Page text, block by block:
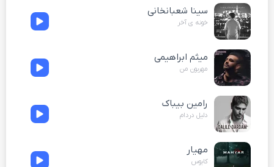
سینا شعبانخانی
خونه ی آخر
میثم ابراهیمی
مهربون من
رامین بیباک
دلیل دردام
مهیار
کابوس